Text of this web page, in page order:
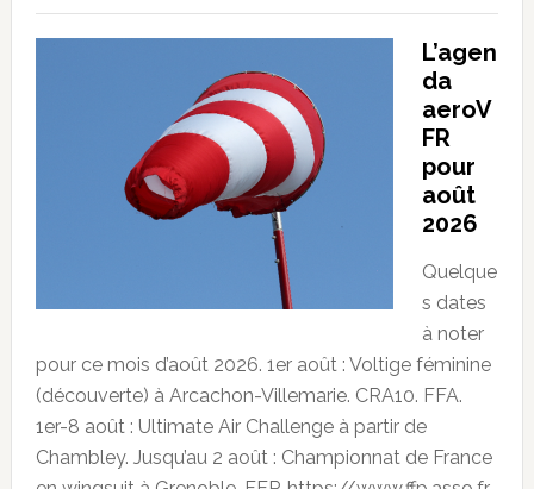
L’agen
da
aeroV
FR
pour
août
2026
Quelque
s dates
à noter
pour ce mois d’août 2026. 1er août : Voltige féminine
(découverte) à Arcachon-Villemarie. CRA10. FFA.
1er-8 août : Ultimate Air Challenge à partir de
Chambley. Jusqu’au 2 août : Championnat de France